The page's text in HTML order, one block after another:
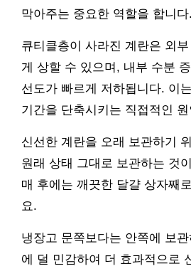
막아주는 중요한 역할을 합니다.
큐티클층이 사라진 계란은 외
게 상할 수 있으며, 내부 수분
선도가 빠르게 저하됩니다. 이
기간을 단축시키는 직접적인
신선한 계란을 오래 보관하기
원래 상태 그대로 보관하는 것
매 후에는 깨끗한 달걀 상자째
요.
냉장고 문쪽보다는 안쪽에 보
에 덜 민감하여 더 효과적으로